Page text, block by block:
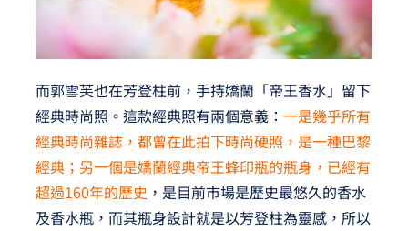
而郭雪芙也在芳登柱前，手持嬌蘭「帝王香水」留下
經典時尚照。這款經典照有兩個意義： 一是幾乎所有
經典時尚雜誌，都曾在此拍下時尚硬照，是一種巴黎
經典；另一個是嬌蘭經典帝王蜂印瓶的瓶身，已經有
超過160年的歷史 ，是目前市場是歷史最悠久的香水
及香水瓶，而其瓶身設計就是以芳登柱為靈感，所以